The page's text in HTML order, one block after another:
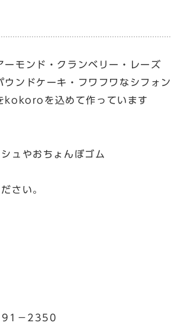
モンド・クランベリー・レーズ
ンドケーキ・フワフワなシフォン
kokoroを込めて作っています
ュやおちょんぼゴム
さい。
－2350